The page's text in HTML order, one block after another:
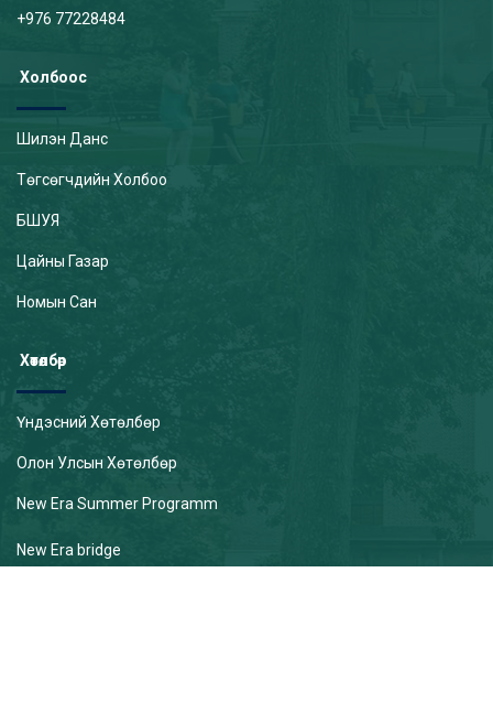
+976 77228484
Холбоос
Шилэн Данс
Төгсөгчдийн Холбоо
БШУЯ
Цайны Газар
Номын Сан
Хөтөлбөр
Үндэсний Хөтөлбөр
Олон Улсын Хөтөлбөр
New Era Summer Programm
New Era bridge